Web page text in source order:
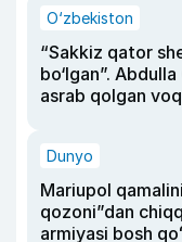
O‘zbekiston
“Sakkiz qator
bo‘lgan”.
asrab qolgan
Dunyo
Mariupol
qozoni”dan
armiyasi bosh